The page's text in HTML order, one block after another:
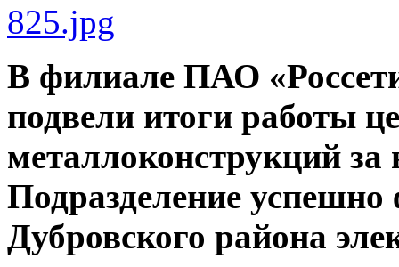
В филиале ПАО
подвели итоги работы
металлоконструкций за
Подразделение успешно
Дубровского района